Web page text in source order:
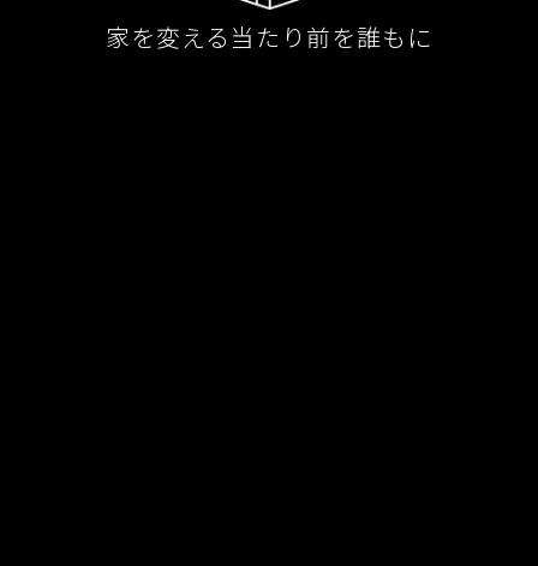
家を変える当たり前を誰もに